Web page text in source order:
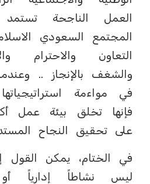
العمل الناجحة
المجتمع السعودي
التعاون والاحترام
والشغف بالإنجاز ..
في مواءمة
فإنها تخلق بيئة عمل
على تحقيق النجاح
في الختام، يمكن القول
ليس نشاطاً إدارياً